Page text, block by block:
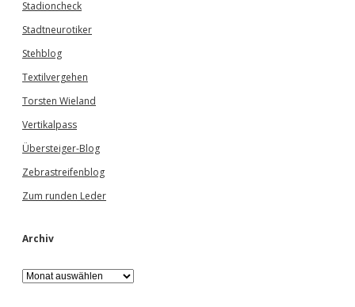
Stadioncheck
Stadtneurotiker
Stehblog
Textilvergehen
Torsten Wieland
Vertikalpass
Übersteiger-Blog
Zebrastreifenblog
Zum runden Leder
Archiv
A
r